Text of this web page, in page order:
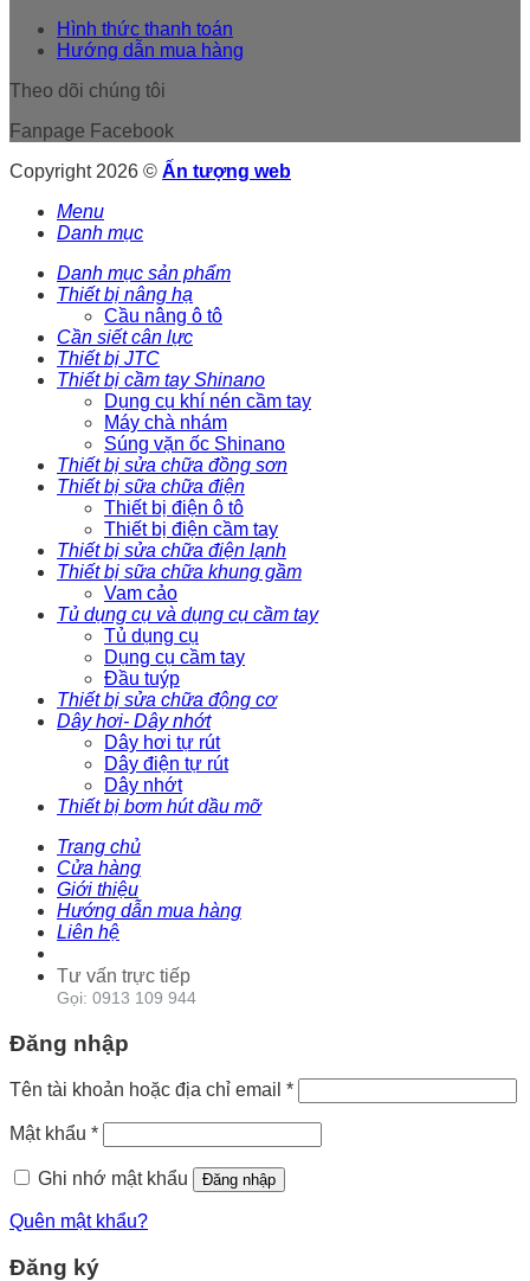
Hình thức thanh toán
Hướng dẫn mua hàng
Theo dõi chúng tôi
Fanpage Facebook
Copyright 2026 © Ấn tượng web
Menu
Danh mục
Danh mục sản phẩm
Thiết bị nâng hạ
Cầu nâng ô tô
Cần siết cân lực
Thiết bị JTC
Thiết bị cầm tay Shinano
Dụng cụ khí nén cầm tay
Máy chà nhám
Súng vặn ốc Shinano
Thiết bị sửa chữa đồng sơn
Thiết bị sữa chữa điện
Thiết bị điện ô tô
Thiết bị điện cầm tay
Thiết bị sửa chữa điện lạnh
Thiết bị sữa chữa khung gầm
Vam cảo
Tủ dụng cụ và dụng cụ cầm tay
Tủ dụng cụ
Dụng cụ cầm tay
Đầu tuýp
Thiết bị sửa chữa động cơ
Dây hơi- Dây nhớt
Dây hơi tự rút
Dây điện tự rút
Dây nhớt
Thiết bị bơm hút dầu mỡ
Trang chủ
Cửa hàng
Giới thiệu
Hướng dẫn mua hàng
Liên hệ
Tư vấn trực tiếp
Gọi: 0913 109 944
Đăng nhập
Tên tài khoản hoặc địa chỉ email *
Mật khẩu *
Ghi nhớ mật khẩu Đăng nhập
Quên mật khẩu?
Đăng ký